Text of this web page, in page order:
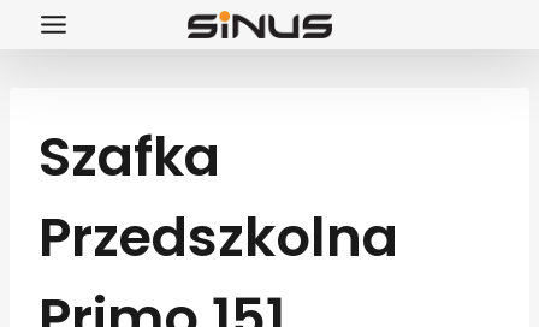
Przejdź
Szafka
Przedszkolna